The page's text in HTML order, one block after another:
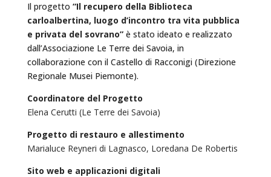
Il progetto “Il recupero della Biblioteca
carloalbertina, luogo d’incontro tra vita pubblica
e privata del sovrano” è stato ideato e realizzato
dall’Associazione Le Terre dei Savoia, in
collaborazione con il Castello di Racconigi (Direzione
Regionale Musei Piemonte).
Coordinatore del Progetto
Elena Cerutti (Le Terre dei Savoia)
Progetto di restauro e allestimento
Marialuce Reyneri di Lagnasco, Loredana De Robertis
Sito web e applicazioni digitali